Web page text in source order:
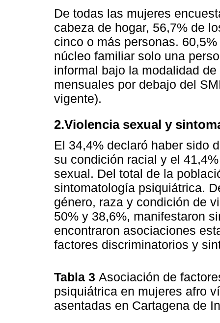
De todas las mujeres
cabeza de hogar, 56,7% de
cinco o más personas.
núcleo familiar solo una
informal bajo la modalidad
mensuales por debajo del
vigente).
2.Violencia sexual y
El 34,4% declaró haber sido
su condición racial y el
sexual. Del total de la
sintomatología psiquiátrica.
género, raza y condición de
50% y 38,6%, manifestaron
encontraron asociaciones
factores discriminatorios y
Tabla 3 Asociación de
psiquiátrica en mujeres afro
asentadas en Cartagena de